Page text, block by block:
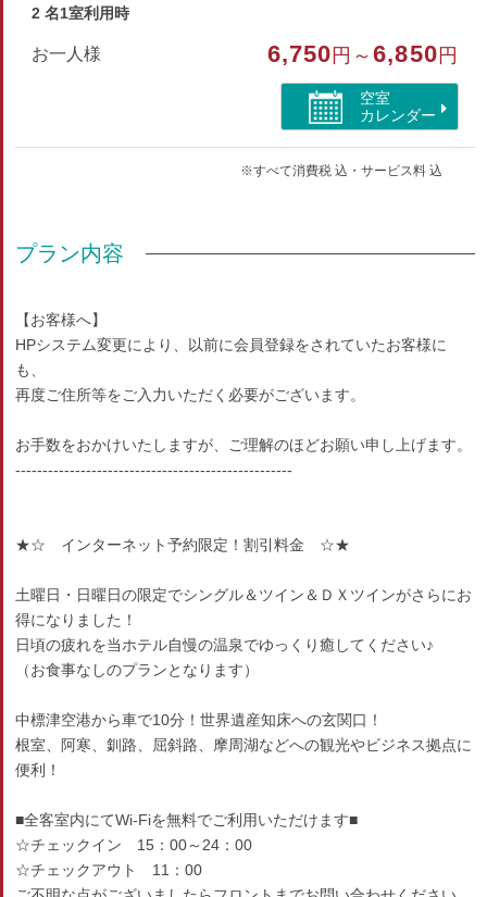
2 名1室利用時
お一人様 6,750 円～6,850 円
空室
カレンダー
※すべて消費税 込・サービス料 込
プラン内容
【お客様へ】
HPシステム変更により、以前に会員登録をされていたお客様に
も、
再度ご住所等をご入力いただく必要がございます。
お手数をおかけいたしますが、ご理解のほどお願い申し上げます。
---------------------------------------------------
★☆ インターネット予約限定！割引料金 ☆★
土曜日・日曜日の限定でシングル＆ツイン＆ＤＸツインがさらにお
得になりました！
日頃の疲れを当ホテル自慢の温泉でゆっくり癒してください♪
（お食事なしのプランとなります）
中標津空港から車で10分！世界遺産知床への玄関口！
根室、阿寒、釧路、屈斜路、摩周湖などへの観光やビジネス拠点に
便利！
■全客室内にてWi-Fiを無料でご利用いただけます■
☆チェックイン 15：00～24：00
☆チェックアウト 11：00